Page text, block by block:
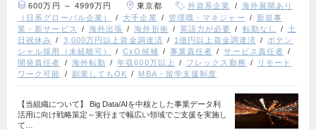
600万円 ～ 4999万円 東京都 外資系企業
海外展開あり
（日系グローバル企業）
大手企業 管理職・マネジャー
新規事
業・新サービス
海外出張 海外折衝 英語力が必要 転勤なし
土
日祝休み
3,000万円以上資金調達済 1億円以上資金調達済
ポテン
シャル採用（未経験可）
CxO候補 事業責任者
サービス責任者
開発責任者
海外転勤 年収600万以上 フレックス勤務
リモート
ワーク可能
副業してもOK MBA・留学支援制度
【当組織について】 Big Data/AIを中核とした事業データ利
活用に向け戦略策定～実行まで幅広い領域でご支援を実施し
て…